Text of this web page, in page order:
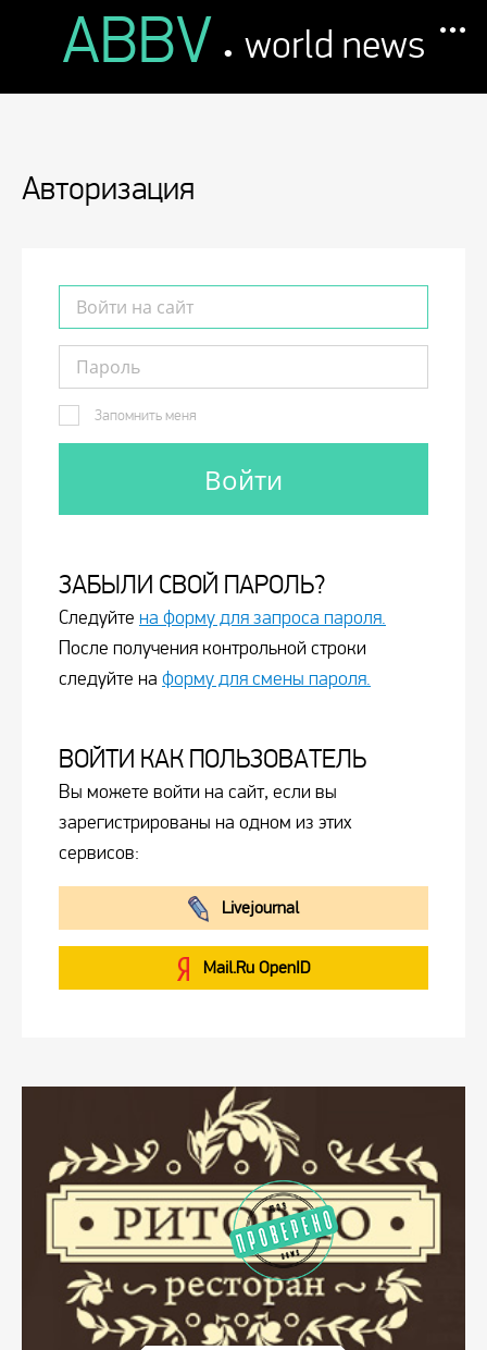
ABBV . world news
Авторизация
Запомнить меня
ЗАБЫЛИ СВОЙ ПАРОЛЬ?
Следуйте на форму для запроса пароля.
После получения контрольной строки
следуйте на форму для смены пароля.
ВОЙТИ КАК ПОЛЬЗОВАТЕЛЬ
Вы можете войти на сайт, если вы
зарегистрированы на одном из этих
сервисов:
Livejournal
Mail.Ru OpenID